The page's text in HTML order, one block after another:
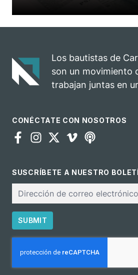
Los bautistas de
son un movimiento
trabajan juntas en
CONÉCTATE CON NOSOTROS
SUSCRÍBETE A NUESTRO
electrónico
SUBMIT